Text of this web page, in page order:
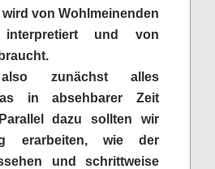
von Wohlmeinenden
interpretiert und von
zunächst alles
in absehbarer Zeit
dazu sollten wir
erarbeiten, wie der
und schrittweise